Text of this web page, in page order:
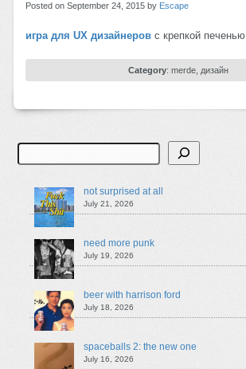
Posted on September 24, 2015 by Escape
игра для UX дизайнеровс крепкой печенью
Category: merde дизайн
Search
not surprised at all
July 21, 2026
need more punk
July 19, 2026
beer with harrison ford
July 18, 2026
spaceballs 2: the new one
July 16, 2026